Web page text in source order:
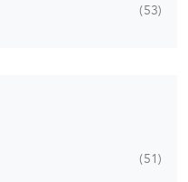
53
51